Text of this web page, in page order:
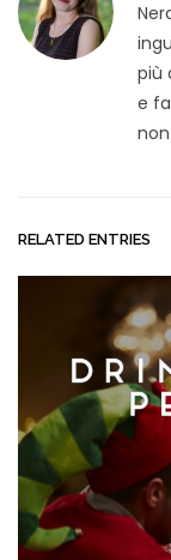
più
e
RELATED ENTRIES